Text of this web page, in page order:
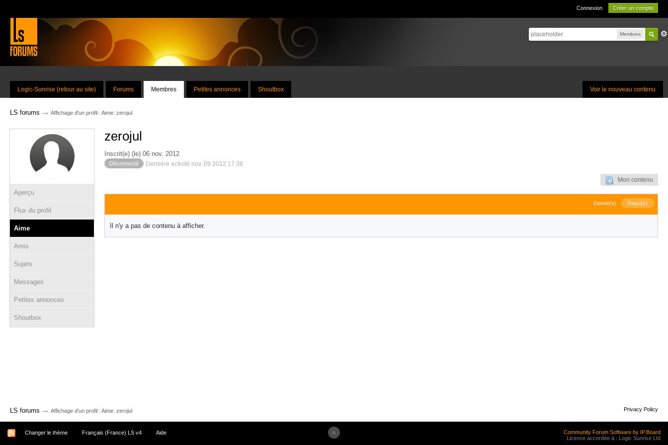
Connexion Créer un compte
Membres
Voir le nouveau contenu
Logic-Sunrise (retour au site) Forums Membres Petites annonces Shoutbox
LS forums → Affichage d'un profil : Aime: zerojul
Aperçu
Flux du profil
Aime
Amis
Sujets
Messages
Petites annonces
Shoutbox
zerojul
Inscrit(e) (le) 06 nov. 2012
Déconnecté Dernière activité nov. 09 2012 17:38
Mon contenu
Donné(s) Reçu(s)
Il n'y a pas de contenu à afficher.
LS forums → Affichage d'un profil : Aime: zerojul Privacy Policy
Changer le thème Français (France) LS v4 Aide
Community Forum Software by IP.Board
Licence accordée à : Logic Sunrise Ltd